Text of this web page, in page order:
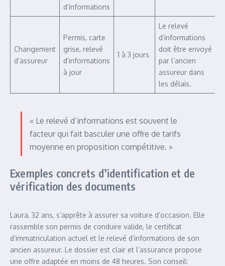
d’informations
Changement
d’assureur
Permis, carte
grise, relevé
d’informations
à jour
1 à 3 jours
Le relevé
d’informations
doit être envoyé
par l’ancien
assureur dans
les délais.
« Le relevé d’informations est souvent le
facteur qui fait basculer une offre de tarifs
moyenne en proposition compétitive. »
Exemples concrets d’identification et de
vérification des documents
Laura, 32 ans, s’apprête à assurer sa voiture d’occasion. Elle
rassemble son permis de conduire valide, le certificat
d’immatriculation actuel et le relevé d’informations de son
ancien assureur. Le dossier est clair et l’assurance propose
une offre adaptée en moins de 48 heures. Son conseil: